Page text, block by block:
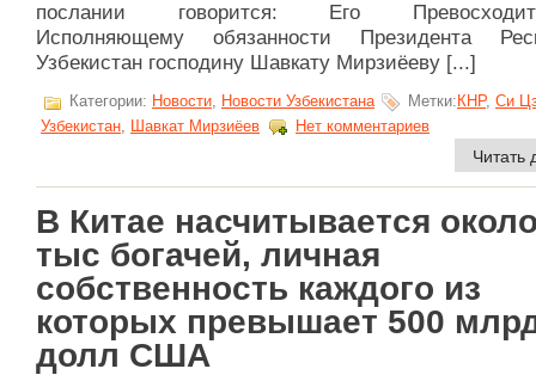
послании говорится: Его
Исполняющему обязанности Президента
Узбекистан господину Шавкату Мирзиёеву [...]
Категории: Новости, Новости Узбекистана Метки: КНР, Си
Узбекистан, Шавкат Мирзиёев Нет комментариев
Читать
В Китае насчитывается
тыс богачей, личная
собственность каждого из
которых превышает 500
долл США